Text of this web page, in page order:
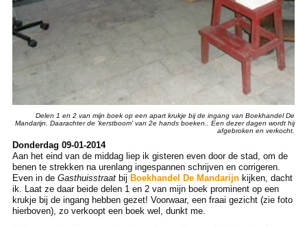
Delen 1 en 2 van mijn boek op een apart krukje bij de ingang van Boekhandel De
Mandarijn. Daarachter de 'kerstboom' van 2e hands boeken.. Een dezer dagen wordt hij
afgebroken en verkocht.
Donderdag 09-01-2014
Aan het eind van de middag liep ik gisteren even door de stad, om de
benen te strekken na urenlang ingespannen schrijven en corrigeren.
Even in de Gasthuisstraatbij Boekhandel De Mandarijnkijken, dacht
ik. Laat ze daar beide delen 1 en 2 van mijn boek prominent op een
krukje bij de ingang hebben gezet! Voorwaar, een fraai gezicht (zie foto
hierboven), zo verkoopt een boek wel, dunkt me.